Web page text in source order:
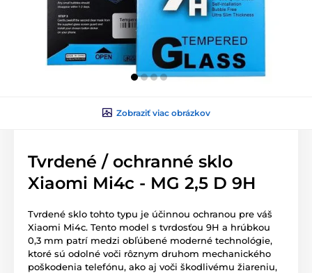
Zobraziť viac obrázkov
Tvrdené / ochranné sklo
Xiaomi Mi4c - MG 2,5 D 9H
Tvrdené sklo tohto typu je účinnou ochranou pre váš
Xiaomi Mi4c. Tento model s tvrdosťou 9H a hrúbkou
0,3 mm patrí medzi obľúbené moderné technológie,
ktoré sú odolné voči rôznym druhom mechanického
poškodenia telefónu, ako aj voči škodlivému žiareniu,